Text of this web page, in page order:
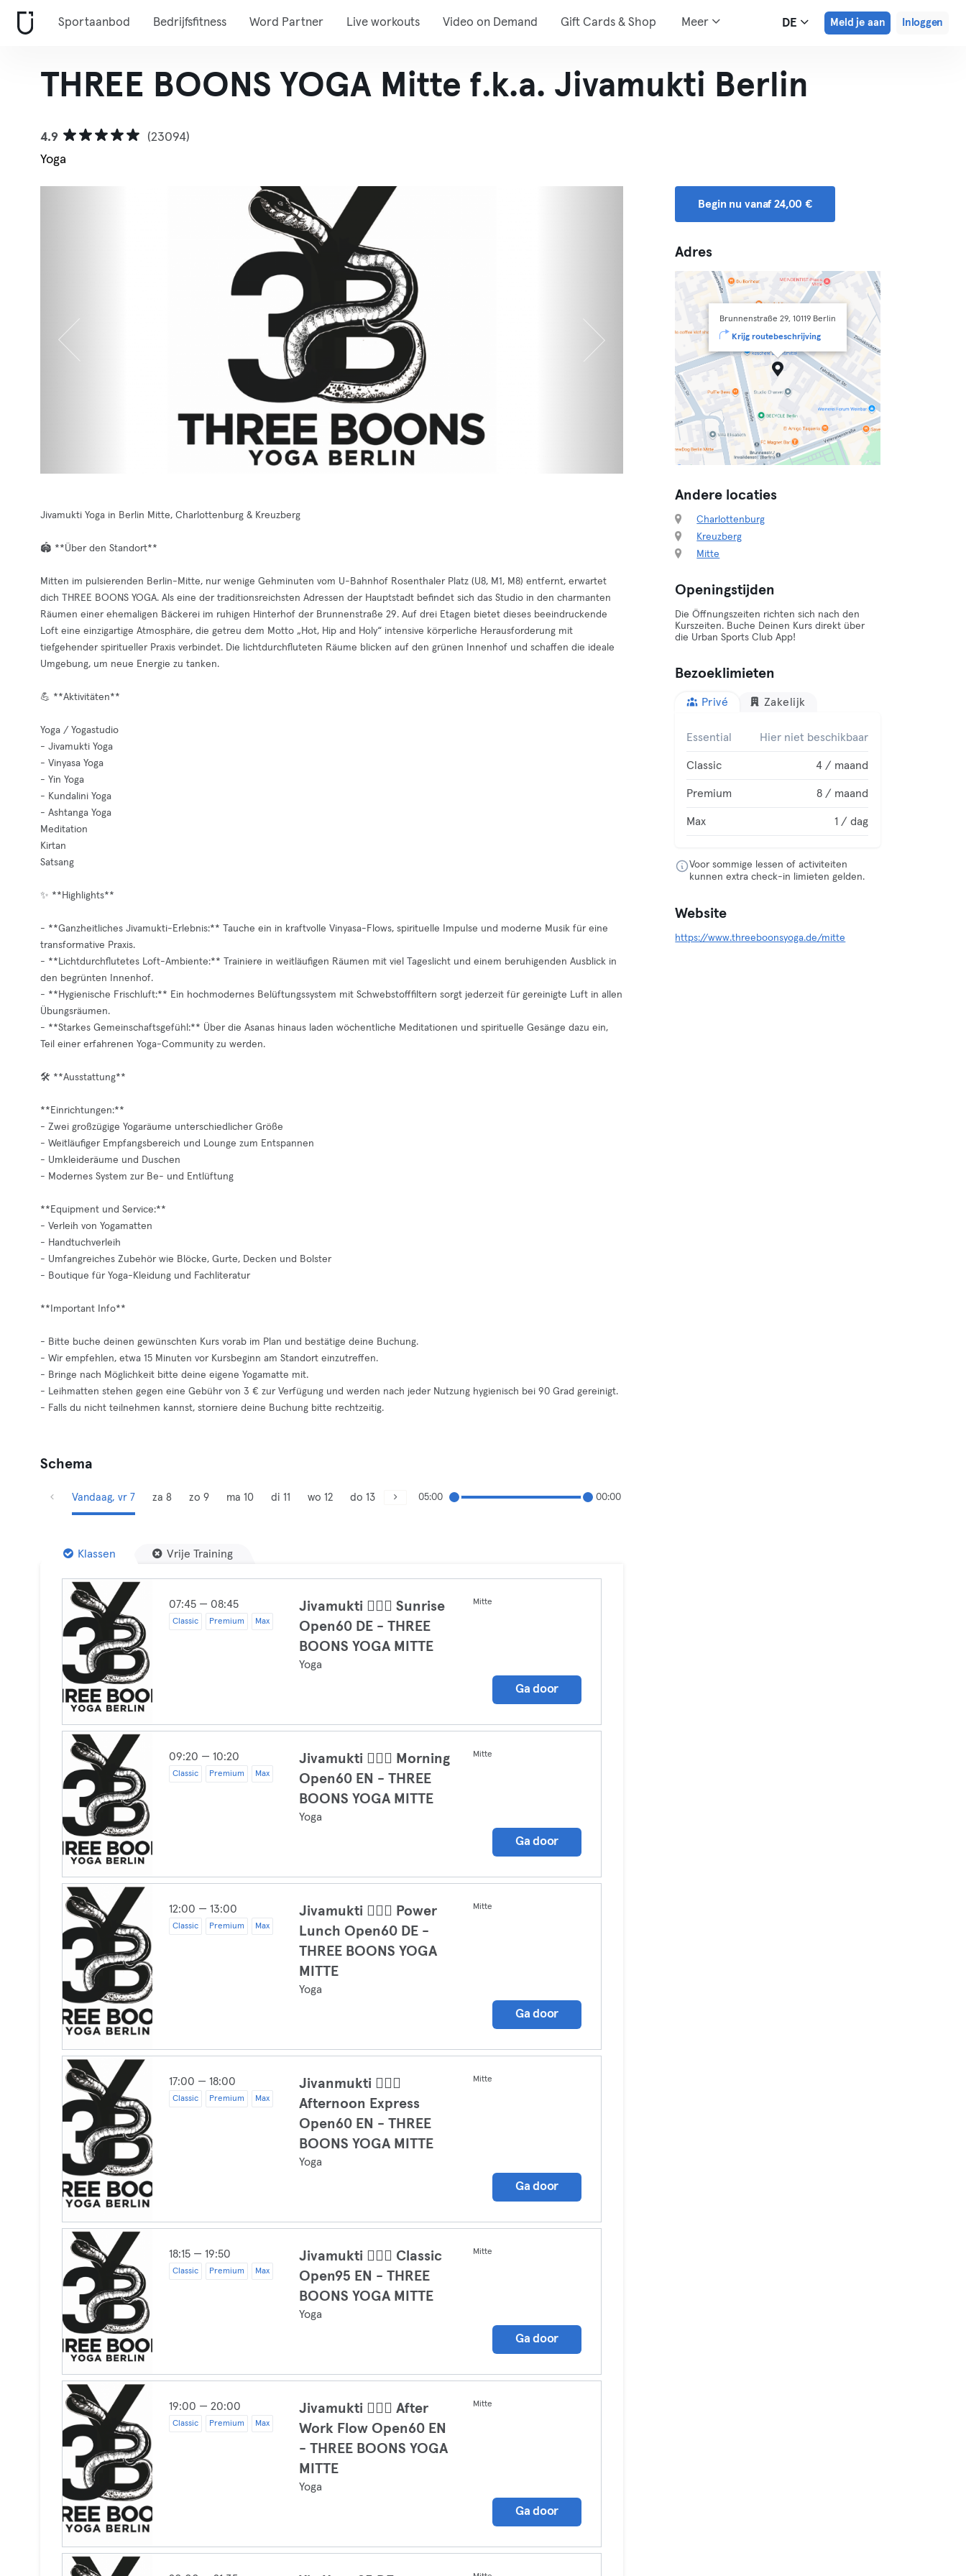
Sportaanbod Bedrijfsfitness Word Partner Live workouts Video on Demand Gift Cards & Shop Meer DE Meld je aan Inloggen
THREE BOONS YOGA Mitte f.k.a. Jivamukti Berlin
4.9
(23094)
Yoga
Jivamukti Yoga in Berlin Mitte, Charlottenburg & Kreuzberg
🏟️ **Über den Standort**
Mitten im pulsierenden Berlin-Mitte, nur wenige Gehminuten vom U-Bahnhof Rosenthaler Platz (U8, M1, M8) entfernt, erwartet
dich THREE BOONS YOGA. Als eine der traditionsreichsten Adressen der Hauptstadt befindet sich das Studio in den charmanten
Räumen einer ehemaligen Bäckerei im ruhigen Hinterhof der Brunnenstraße 29. Auf drei Etagen bietet dieses beeindruckende
Loft eine einzigartige Atmosphäre, die getreu dem Motto „Hot, Hip and Holy“ intensive körperliche Herausforderung mit
tiefgehender spiritueller Praxis verbindet. Die lichtdurchfluteten Räume blicken auf den grünen Innenhof und schaffen die ideale
Umgebung, um neue Energie zu tanken.
💪 **Aktivitäten**
Yoga / Yogastudio
- Jivamukti Yoga
- Vinyasa Yoga
- Yin Yoga
- Kundalini Yoga
- Ashtanga Yoga
Meditation
Kirtan
Satsang
✨ **Highlights**
- **Ganzheitliches Jivamukti-Erlebnis:** Tauche ein in kraftvolle Vinyasa-Flows, spirituelle Impulse und moderne Musik für eine
transformative Praxis.
- **Lichtdurchflutetes Loft-Ambiente:** Trainiere in weitläufigen Räumen mit viel Tageslicht und einem beruhigenden Ausblick in
den begrünten Innenhof.
- **Hygienische Frischluft:** Ein hochmodernes Belüftungssystem mit Schwebstofffiltern sorgt jederzeit für gereinigte Luft in allen
Übungsräumen.
- **Starkes Gemeinschaftsgefühl:** Über die Asanas hinaus laden wöchentliche Meditationen und spirituelle Gesänge dazu ein,
Teil einer erfahrenen Yoga-Community zu werden.
🛠️ **Ausstattung**
**Einrichtungen:**
- Zwei großzügige Yogaräume unterschiedlicher Größe
- Weitläufiger Empfangsbereich und Lounge zum Entspannen
- Umkleideräume und Duschen
- Modernes System zur Be- und Entlüftung
**Equipment und Service:**
- Verleih von Yogamatten
- Handtuchverleih
- Umfangreiches Zubehör wie Blöcke, Gurte, Decken und Bolster
- Boutique für Yoga-Kleidung und Fachliteratur
**Important Info**
- Bitte buche deinen gewünschten Kurs vorab im Plan und bestätige deine Buchung.
- Wir empfehlen, etwa 15 Minuten vor Kursbeginn am Standort einzutreffen.
- Bringe nach Möglichkeit bitte deine eigene Yogamatte mit.
- Leihmatten stehen gegen eine Gebühr von 3 € zur Verfügung und werden nach jeder Nutzung hygienisch bei 90 Grad gereinigt.
- Falls du nicht teilnehmen kannst, storniere deine Buchung bitte rechtzeitig.
Schema
Vandaag, vr 7 za 8 zo 9 ma 10 di 11 wo 12 do 13 05:00 00:00
Klassen Vrije Training
07:45 — 08:45
Classic Premium Max
Jivamukti 🧘🏼‍♀️ Sunrise
Open60 DE - THREE
BOONS YOGA MITTE
Yoga
Mitte
Ga door
09:20 — 10:20
Classic Premium Max
Jivamukti 🧘🏼‍♀️ Morning
Open60 EN - THREE
BOONS YOGA MITTE
Yoga
Mitte
Ga door
12:00 — 13:00
Classic Premium Max
Jivamukti 🧘🏼‍♀️ Power
Lunch Open60 DE -
THREE BOONS YOGA
MITTE
Yoga
Mitte
Ga door
17:00 — 18:00
Classic Premium Max
Jivanmukti 🧘🏼‍♀️
Afternoon Express
Open60 EN - THREE
BOONS YOGA MITTE
Yoga
Mitte
Ga door
18:15 — 19:50
Classic Premium Max
Jivamukti 🧘🏾‍♀️ Classic
Open95 EN - THREE
BOONS YOGA MITTE
Yoga
Mitte
Ga door
19:00 — 20:00
Classic Premium Max
Jivamukti 🧘🏼‍♀️ After
Work Flow Open60 EN
- THREE BOONS YOGA
MITTE
Yoga
Mitte
Ga door
Begin nu vanaf 24,00 €
Adres
Brunnenstraße 29, 10119 Berlin
Krijg routebeschrijving
Andere locaties
Charlottenburg
Kreuzberg
Mitte
Openingstijden
Die Öffnungszeiten richten sich nach den
Kurszeiten. Buche Deinen Kurs direkt über
die Urban Sports Club App!
Bezoeklimieten
Privé Zakelijk
Essential Hier niet beschikbaar
Classic 4 / maand
Premium 8 / maand
Max 1 / dag
Voor sommige lessen of activiteiten
kunnen extra check-in limieten gelden.
Website
https://www.threeboonsyoga.de/mitte